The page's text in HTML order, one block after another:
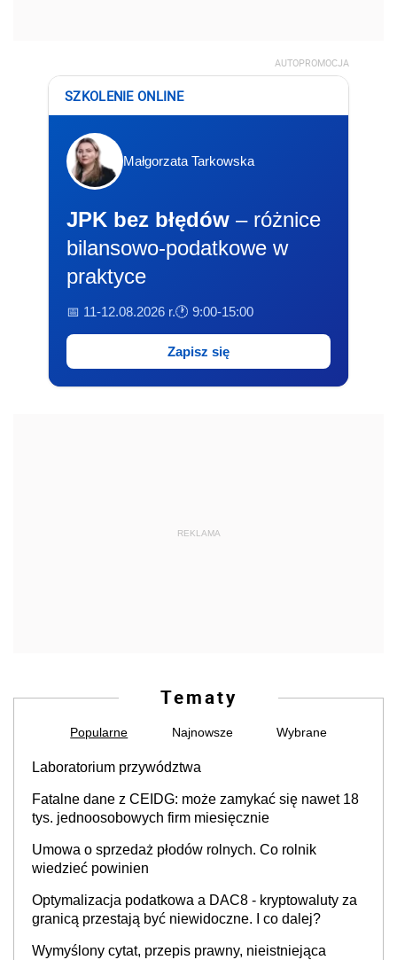
AUTOPROMOCJA
SZKOLENIE ONLINE
Małgorzata Tarkowska
JPK bez błędów – różnice
bilansowo-podatkowe w
praktyce
📅 11-12.08.2026 r.🕐 9:00-15:00
Zapisz się
REKLAMA
Tematy
Popularne Najnowsze Wybrane
Laboratorium przywództwa
Fatalne dane z CEIDG: może zamykać się nawet 18
tys. jednoosobowych firm miesięcznie
Umowa o sprzedaż płodów rolnych. Co rolnik
wiedzieć powinien
Optymalizacja podatkowa a DAC8 - kryptowaluty za
granicą przestają być niewidoczne. I co dalej?
Wymyślony cytat, przepis prawny, nieistniejąca